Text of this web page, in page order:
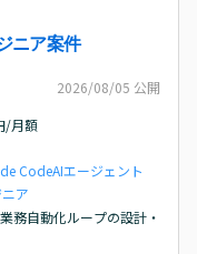
ニア案件
2026/08/05 公開
/月額
CodeAIエージェント
ア
務自動化ループの設計・